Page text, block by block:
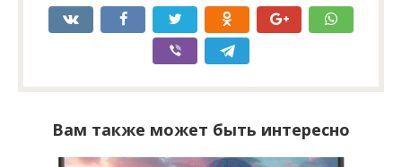
Вам также может быть интересно